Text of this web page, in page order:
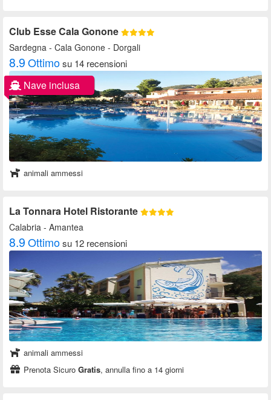
Club Esse Cala Gonone
Sardegna - Cala Gonone - Dorgali
8.9Ottimosu 14 recensioni
Nave inclusa
animali ammessi
La Tonnara Hotel Ristorante
Calabria - Amantea
8.9Ottimosu 12 recensioni
animali ammessi
Prenota Sicuro Gratis, annulla fino a 14 giorni